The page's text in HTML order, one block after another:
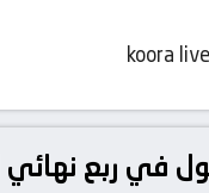
koora live
في ربع نهائي